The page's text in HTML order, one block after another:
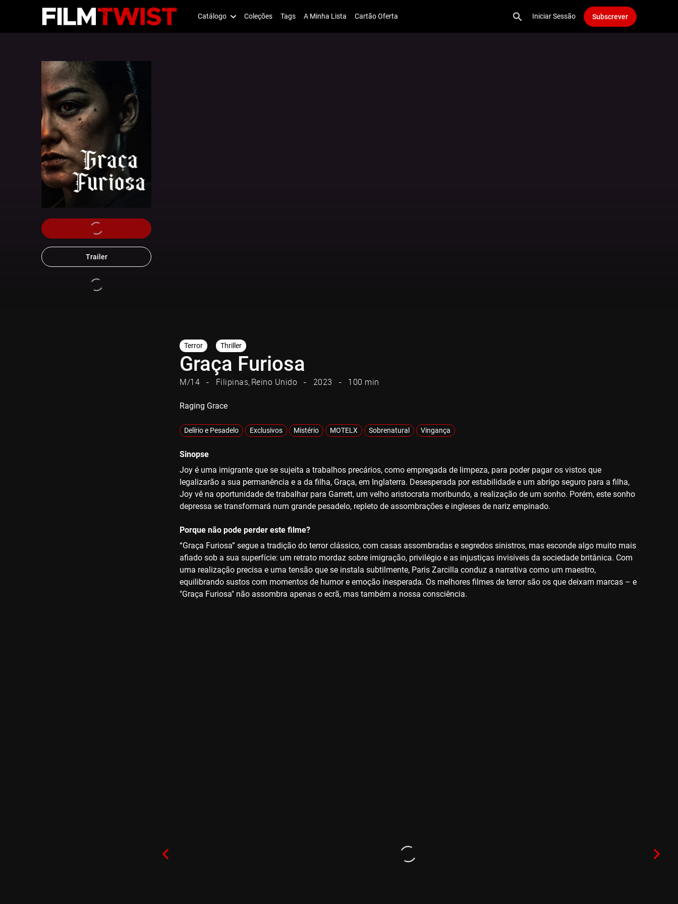
Catálogo Coleções Tags A Minha Lista Cartão Oferta Iniciar Sessão Subscrever
Trailer
Terror Thriller
Graça Furiosa
M/14 Filipinas Reino Unido 2023 100 min
Raging Grace
Delírio e Pesadelo Exclusivos Mistério MOTELX Sobrenatural Vingança
Sinopse
Joy é uma imigrante que se sujeita a trabalhos precários, como empregada de limpeza, para poder pagar os vistos que
legalizarão a sua permanência e a da filha, Graça, em Inglaterra. Desesperada por estabilidade e um abrigo seguro para a filha,
Joy vê na oportunidade de trabalhar para Garrett, um velho aristocrata moribundo, a realização de um sonho. Porém, este sonho
depressa se transformará num grande pesadelo, repleto de assombrações e ingleses de nariz empinado.
Porque não pode perder este filme?
“Graça Furiosa” segue a tradição do terror clássico, com casas assombradas e segredos sinistros, mas esconde algo muito mais
afiado sob a sua superfície: um retrato mordaz sobre imigração, privilégio e as injustiças invisíveis da sociedade britânica. Com
uma realização precisa e uma tensão que se instala subtilmente, Paris Zarcilla conduz a narrativa como um maestro,
equilibrando sustos com momentos de humor e emoção inesperada. Os melhores filmes de terror são os que deixam marcas – e
"Graça Furiosa" não assombra apenas o ecrã, mas também a nossa consciência.